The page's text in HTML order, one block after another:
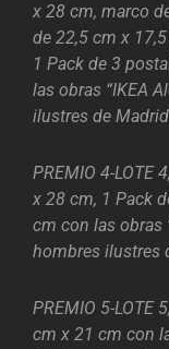
x 28 cm, marco
de 22,5 cm x
1 Pack de 3
las obras “IKEA
ilustres de
PREMIO 4-LOTE
x 28 cm, 1 Pack
cm con las obras
hombres ilustres
PREMIO 5-LOTE
cm x 21 cm con